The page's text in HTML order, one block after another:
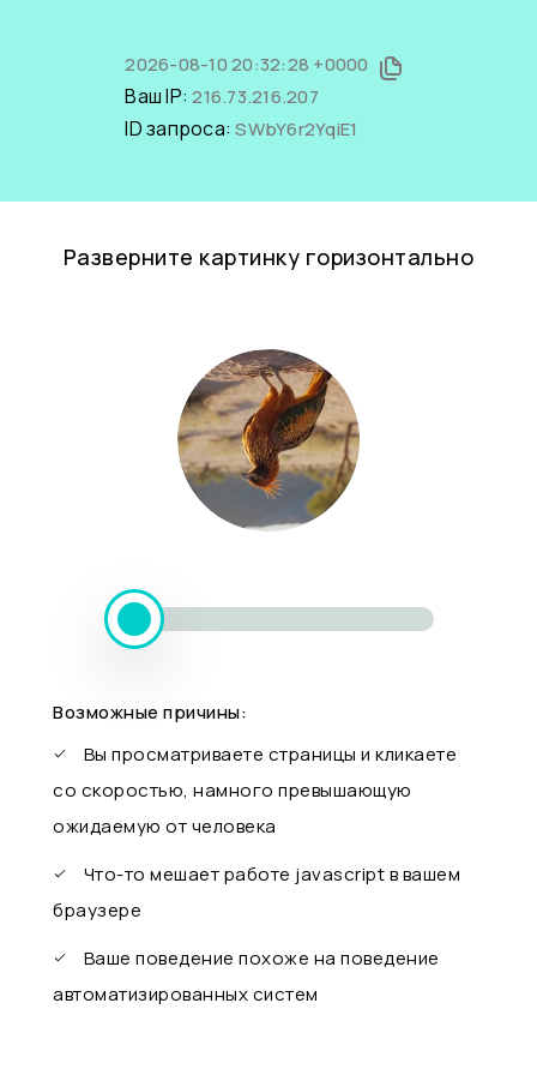
2026-08-10 20:32:28 +0000
Ваш IP:216.73.216.207
ID запроса:SWbY6r2YqiE1
Разверните картинку горизонтально
Возможные причины:
Вы просматриваете страницы и кликаете
со скоростью, намного превышающую
ожидаемую от человека
Что-то мешает работе javascript в вашем
браузере
Ваше поведение похоже на поведение
автоматизированных систем